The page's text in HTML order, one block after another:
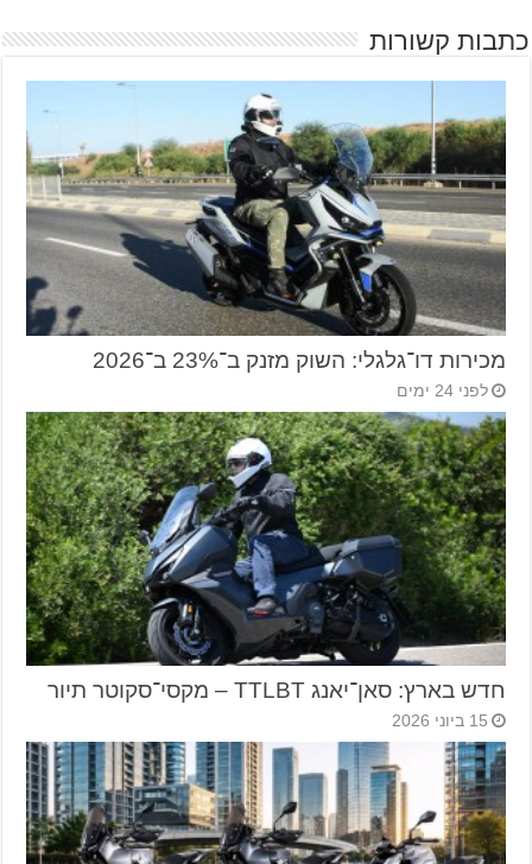
כתבות קשורות
מכירות דו־גלגלי: השוק מזנק ב־23% ב־2026
לפני 24 ימים
חדש בארץ: סאן־יאנג TTLBT – מקסי־סקוטר תיור
15 ביוני 2026